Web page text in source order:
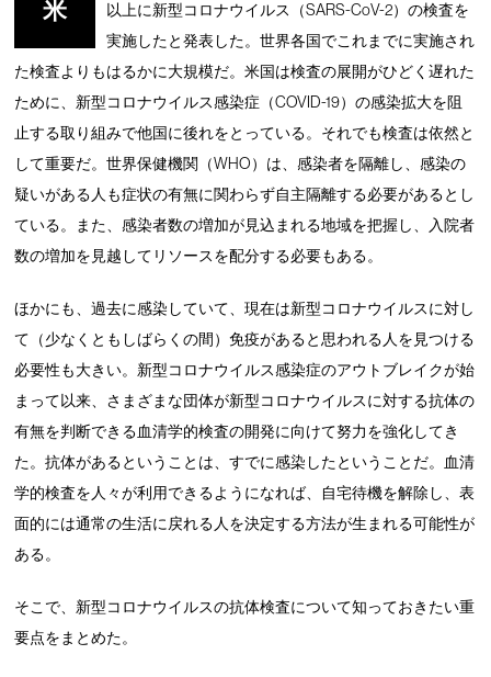
米
以上に新型コロナウイルス（SARS-CoV-2）の検査を
実施したと発表した。世界各国でこれまでに実施され
た検査よりもはるかに大規模だ。米国は検査の展開がひどく遅れた
ために、新型コロナウイルス感染症（COVID-19）の感染拡大を阻
止する取り組みで他国に後れをとっている。それでも検査は依然と
して重要だ。世界保健機関（WHO）は、感染者を隔離し、感染の
疑いがある人も症状の有無に関わらず自主隔離する必要があるとし
ている。また、感染者数の増加が見込まれる地域を把握し、入院者
数の増加を見越してリソースを配分する必要もある。
ほかにも、過去に感染していて、現在は新型コロナウイルスに対し
て（少なくともしばらくの間）免疫があると思われる人を見つける
必要性も大きい。新型コロナウイルス感染症のアウトブレイクが始
まって以来、さまざまな団体が新型コロナウイルスに対する抗体の
有無を判断できる血清学的検査の開発に向けて努力を強化してき
た。抗体があるということは、すでに感染したということだ。血清
学的検査を人々が利用できるようになれば、自宅待機を解除し、表
面的には通常の生活に戻れる人を決定する方法が生まれる可能性が
ある。
そこで、新型コロナウイルスの抗体検査について知っておきたい重
要点をまとめた。